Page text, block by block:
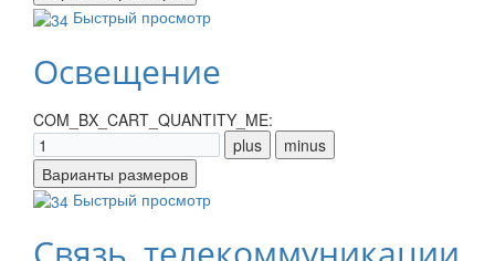
Быстрый просмотр
Освещение
COM_BX_CART_QUANTITY_ME:
Быстрый просмотр